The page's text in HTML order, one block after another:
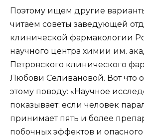
Поэтому ищем другие
читаем советы заведующей
клинической фармакологии
научного центра химии им.
Петровского клинического
Любови Селивановой. Вот что
этому поводу: «Научное
показывает: если человек
принимает пять и более
побочных эффектов и опасного